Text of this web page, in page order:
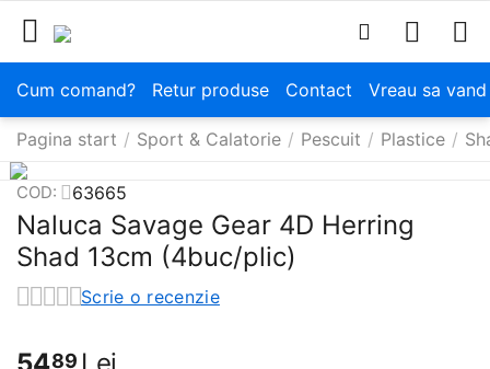
Cum comand? Retur produse Contact Vreau sa
Pagina start / Sport & Calatorie / Pescuit / Plastice /
COD: 63665
Naluca Savage Gear 4D Herring
Shad 13cm (4buc/plic)
Scrie o recenzie
89